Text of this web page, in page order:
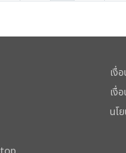
เงื่
เงื่
นโ